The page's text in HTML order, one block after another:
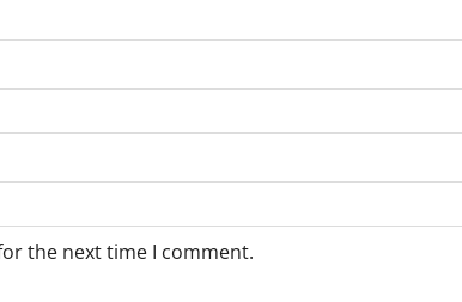
the next time I comment.